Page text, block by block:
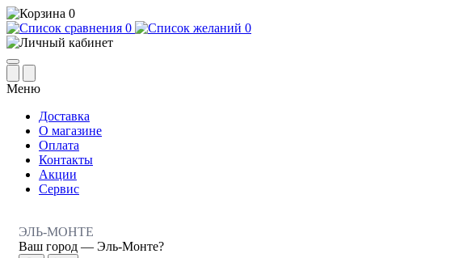
0
0
0
Меню
Доставка
О магазине
Оплата
Контакты
Акции
Сервис
ЭЛЬ-МОНТЕ
Ваш город — Эль-Монте?